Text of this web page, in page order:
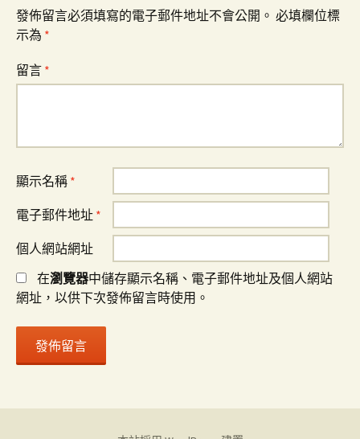
發佈留言必須填寫的電子郵件地址不會公開。 必填欄位標
示為 *
留言 *
顯示名稱 *
電子郵件地址 *
個人網站網址
在瀏覽器中儲存顯示名稱、電子郵件地址及個人網站
網址，以供下次發佈留言時使用。